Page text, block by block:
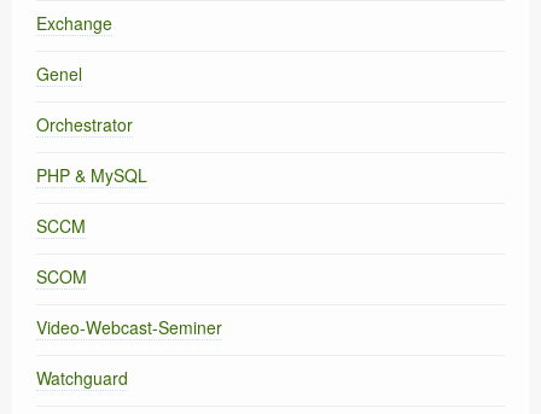
Exchange
Genel
Orchestrator
PHP & MySQL
SCCM
SCOM
Video-Webcast-Seminer
Watchguard